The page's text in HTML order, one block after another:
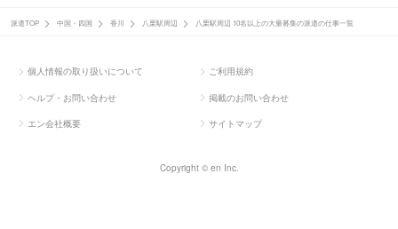
派遣TOP 中国・四国 香川 八栗駅周辺 八栗駅周辺 10名以上の大量募集の派遣の仕事一覧
個人情報の取り扱いについて ご利用規約
ヘルプ・お問い合わせ 掲載のお問い合わせ
エン会社概要 サイトマップ
Copyright © en Inc.